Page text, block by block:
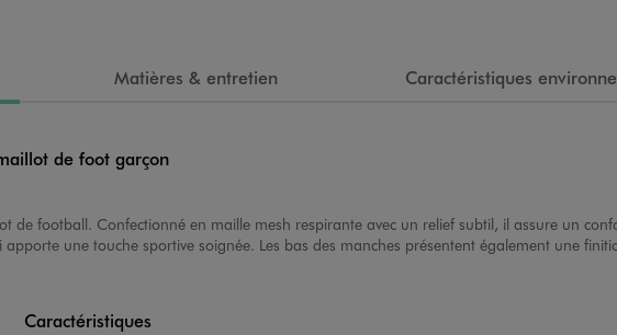
Matières & entretien Caractéristiques
de foot garçon
de football. Confectionné en maille mesh respirante avec un relief subtil, il assure un
une touche sportive soignée. Les bas des manches présentent également une
Caractéristiques